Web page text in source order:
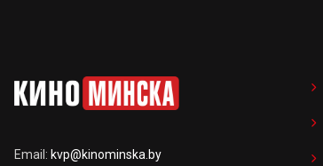
Email: kvp@kinominska.by